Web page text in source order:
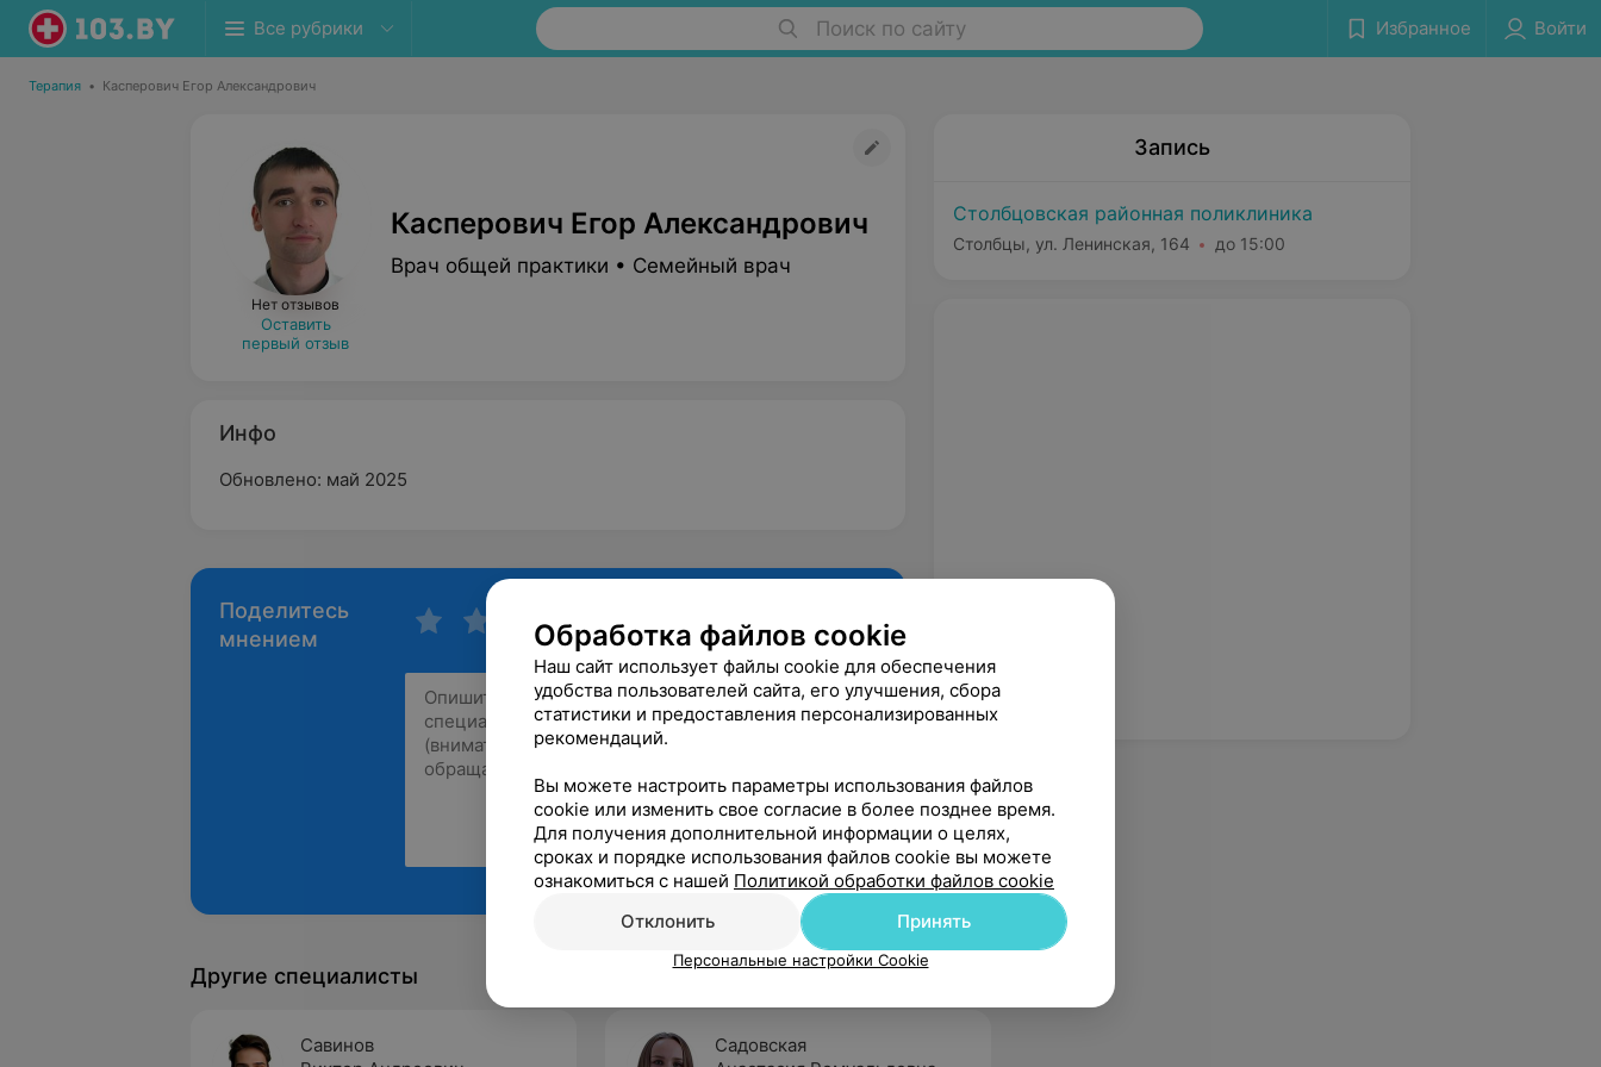
Все рубрики Поиск по сайту Избранное Войти
Терапия • Касперович Егор Александрович
Нет отзывов
Оставить
первый отзыв
Касперович Егор Александрович
Врач общей практики • Семейный врач
Инфо
Обновлено: май 2025
Поделитесь
мнением
Рекомендую
Запись
Столбцовская районная поликлиника
Столбцы, ул. Ленинская, 164 до 15:00
Другие специалисты
Савинов
Садовская
Обработка файлов cookie
Наш сайт использует файлы cookie для обеспечения
удобства пользователей сайта, его улучшения, сбора
статистики и предоставления персонализированных
рекомендаций.
Вы можете настроить параметры использования файлов
cookie или изменить свое согласие в более позднее время.
Для получения дополнительной информации о целях,
сроках и порядке использования файлов cookie вы можете
ознакомиться с нашей Политикой обработки файлов cookie
Отклонить
Принять
Персональные настройки Cookie